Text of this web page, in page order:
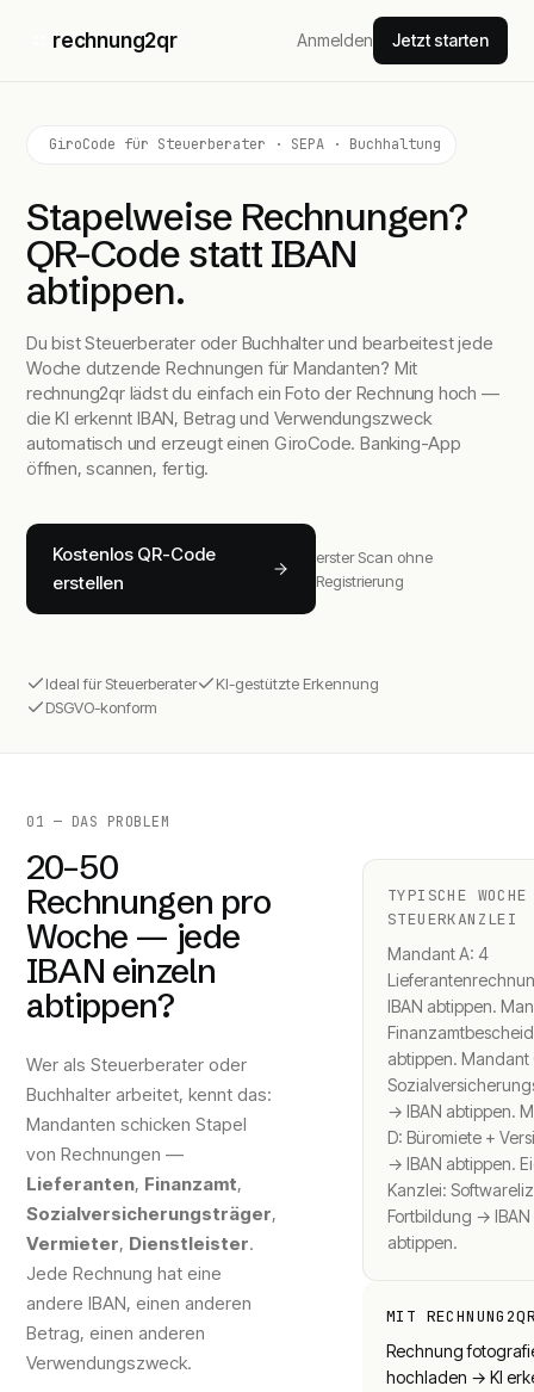
rechnung2qr Anmelden Jetzt starten
GiroCode für Steuerberater · SEPA · Buchhaltung
Stapelweise Rechnungen?
QR-Code statt IBAN
abtippen.
Du bist Steuerberater oder Buchhalter und bearbeitest jede
Woche dutzende Rechnungen für Mandanten? Mit
rechnung2qr lädst du einfach ein Foto der Rechnung hoch —
die KI erkennt IBAN, Betrag und Verwendungszweck
automatisch und erzeugt einen GiroCode. Banking-App
öffnen, scannen, fertig.
Kostenlos QR-Code
erstellen
erster Scan ohne
Registrierung
Ideal für Steuerberater
KI-gestützte Erkennung
DSGVO-konform
01 — DAS PROBLEM
20–50
Rechnungen pro
Woche — jede
IBAN einzeln
abtippen?
Wer als Steuerberater oder
Buchhalter arbeitet, kennt das:
Mandanten schicken Stapel
von Rechnungen —
Lieferanten, Finanzamt,
Sozialversicherungsträger,
Vermieter, Dienstleister.
Jede Rechnung hat eine
andere IBAN, einen anderen
Betrag, einen anderen
Verwendungszweck.
TYPISCHE
STEUERKANZLEI
Mandant A: 4
IBAN abtippen.
abtippen. Mandant
→ IBAN abtippen.
D: Büromiete +
→ IBAN abtippen.
Kanzlei:
Fortbildung → IBAN
abtippen.
MIT
Rechnung
hochladen → KI